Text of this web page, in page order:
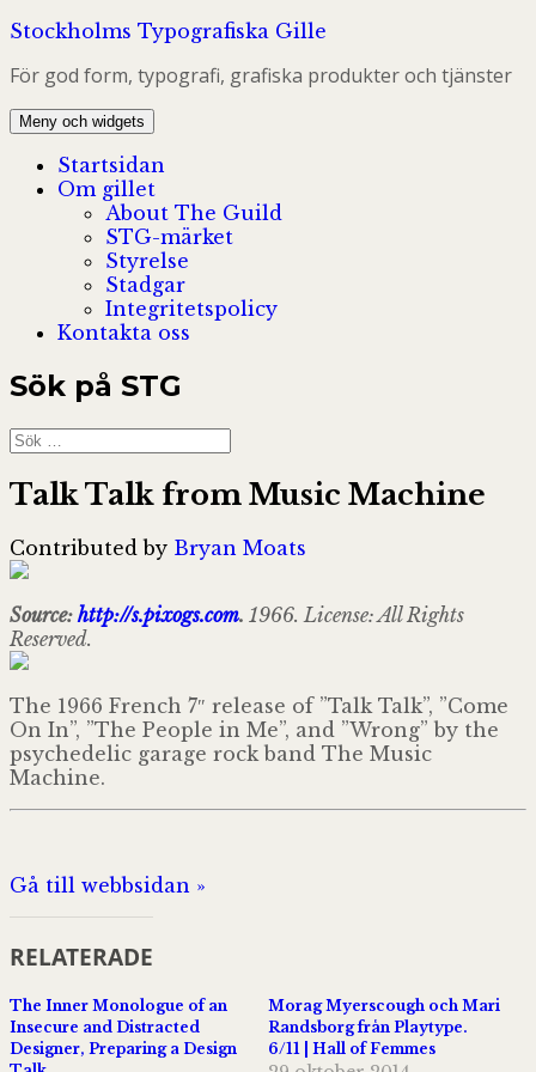
Hoppa
innehåll
Stockholms Typografiska Gille
För god form, typografi, grafiska produkter och tjänster
Meny och widgets
Startsidan
Om gillet
About The Guild
STG-märket
Styrelse
Stadgar
Integritetspolicy
Kontakta oss
Sök på STG
Sök
efter:
Talk Talk from Music Machine
Contributed by Bryan Moats
Source: http://s.pixogs.com. 1966. License: All Rights
Reserved.
The 1966 French 7″ release of ”Talk Talk”, ”Come
On In”, ”The People in Me”, and ”Wrong” by the
psychedelic garage rock band The Music
Machine.
Gå till webbsidan »
RELATERADE
The Inner Monologue of an
Insecure and Distracted
Designer, Preparing a Design
Morag Myerscough och Mari
Randsborg från Playtype.
6/11 | Hall of Femmes